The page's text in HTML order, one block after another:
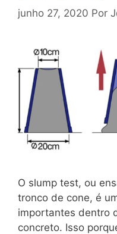
junho 27, 2020 Por
O slump test, ou
tronco de cone, é
importantes dentro
concreto. Isso